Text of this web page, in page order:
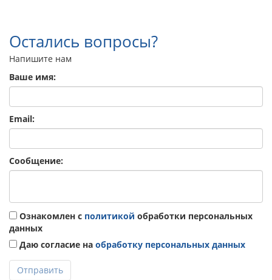
Остались вопросы?
Напишите нам
Ваше имя:
Email:
Сообщение:
Ознакомлен с политикой обработки персональных
данных
Даю согласие на обработку персональных данных
Отправить